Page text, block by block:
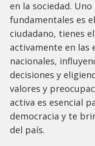
en la sociedad.
fundamentales es
ciudadano, tienes
activamente en las
nacionales,
decisiones y
valores y
activa es esencial
democracia y te
del país.